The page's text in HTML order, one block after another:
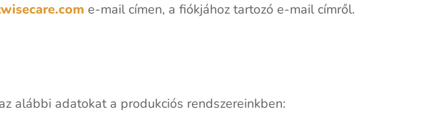
e-mail címen, a fiókjához tartozó e-mail címről.
alábbi adatokat a produkciós rendszereinkben: